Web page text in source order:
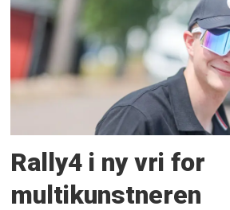
Rally4 i ny vri for
multikunstneren